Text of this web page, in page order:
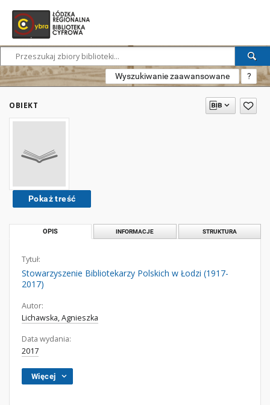
Wyszukiwanie zaawansowane ?
OBIEKT
Pokaż treść
OPIS INFORMACJE STRUKTURA
Tytuł:
Stowarzyszenie Bibliotekarzy Polskich w Łodzi (1917-
2017)
Autor:
Lichawska, Agnieszka
Data wydania:
2017
Więcej